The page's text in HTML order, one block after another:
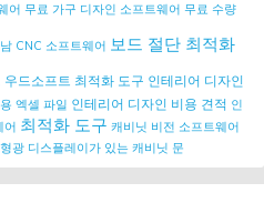
어 무료 가구 디자인 소프트웨어 무료 수량
CNC 소프트웨어 보드 절단 최적화
우드소프트 최적화 도구 인테리어 디자인
엑셀 파일 인테리어 디자인 비용 견적 인
어 최적화 도구 캐비닛 비전 소프트웨어
형광 디스플레이가 있는 캐비닛 문